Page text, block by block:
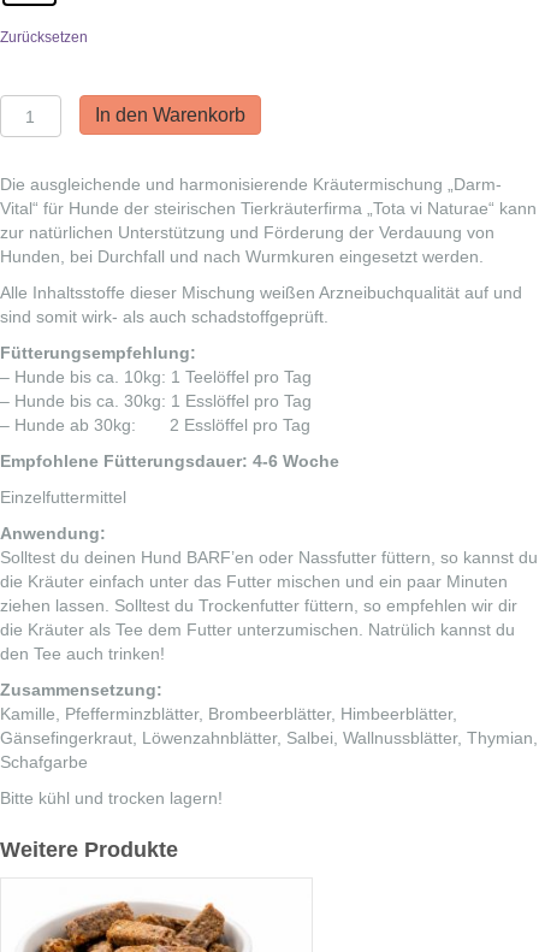
Zurücksetzen
Tota
vi
Kräutermischung
-
Merlin
und
Menge
In den Warenkorb
Die ausgleichende und harmonisierende Kräutermischung „Darm-
Vital“ für Hunde der steirischen Tierkräuterfirma „Tota vi Naturae“ kann
zur natürlichen Unterstützung und Förderung der Verdauung von
Hunden, bei Durchfall und nach Wurmkuren eingesetzt werden.
Alle Inhaltsstoffe dieser Mischung weißen Arzneibuchqualität auf und
sind somit wirk- als auch schadstoffgeprüft.
Fütterungsempfehlung:
– Hunde bis ca. 10kg: 1 Teelöffel pro Tag
– Hunde bis ca. 30kg: 1 Esslöffel pro Tag
– Hunde ab 30kg: 2 Esslöffel pro Tag
Empfohlene Fütterungsdauer: 4-6 Woche
Einzelfuttermittel
Anwendung:
Solltest du deinen Hund BARF’en oder Nassfutter füttern, so kannst du
die Kräuter einfach unter das Futter mischen und ein paar Minuten
ziehen lassen. Solltest du Trockenfutter füttern, so empfehlen wir dir
die Kräuter als Tee dem Futter unterzumischen. Natrülich kannst du
den Tee auch trinken!
Zusammensetzung:
Kamille, Pfefferminzblätter, Brombeerblätter, Himbeerblätter,
Gänsefingerkraut, Löwenzahnblätter, Salbei, Wallnussblätter, Thymian,
Schafgarbe
Bitte kühl und trocken lagern!
Weitere Produkte